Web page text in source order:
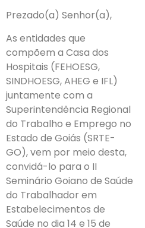
Prezado(a) Senhor(a),
As entidades que
compõem a Casa dos
Hospitais (FEHOESG,
SINDHOESG, AHEG e IFL)
juntamente com a
Superintendência Regional
do Trabalho e Emprego no
Estado de Goiás (SRTE-
GO), vem por meio desta,
convidá-lo para o II
Seminário Goiano de Saúde
do Trabalhador em
Estabelecimentos de
Saúde no dia 14 e 15 de